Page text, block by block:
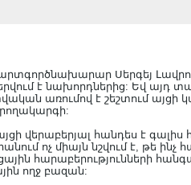
Սերգեյ Լավրովի
է նախորդներից: Եվ այդ
առումով է շեշտում այցի
վերաբերյալ հանդես է գալիս
ոչ միայն նշվում է, թե ինչ
հարաբերությունների
ողջ բազան: